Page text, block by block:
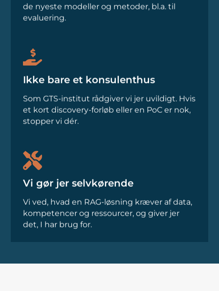
de nyeste modeller og metoder, bl.a. til
evaluering.
Ikke bare et konsulenthus
Som GTS-institut rådgiver vi jer uvildigt. Hvis
et kort discovery-forløb eller en PoC er nok,
stopper vi dér.
Vi gør jer selvkørende
Vi ved, hvad en RAG-løsning kræver af data,
kompetencer og ressourcer, og giver jer
det, I har brug for.